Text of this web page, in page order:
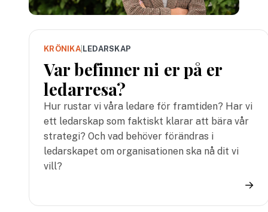
KRÖNIKA| LEDARSKAP
Var befinner ni er på er
ledarresa?
Hur rustar vi våra ledare för framtiden? Har vi
ett ledarskap som faktiskt klarar att bära vår
strategi? Och vad behöver förändras i
ledarskapet om organisationen ska nå dit vi
vill?
→